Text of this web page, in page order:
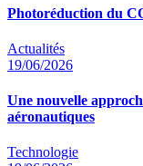
Photoréduction du
Actualités
19/06/2026
Une nouvelle
aéronautiques
Technologie